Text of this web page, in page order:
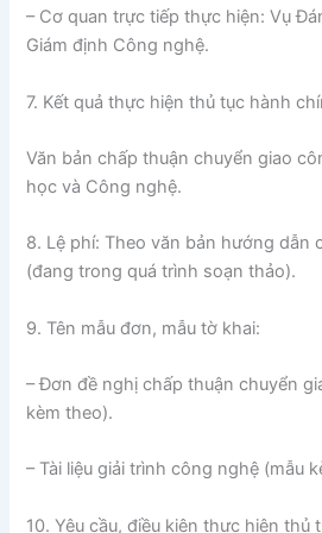
– Cơ quan trực tiếp thực hiện: Vụ
Giám định Công nghệ.
7. Kết quả thực hiện thủ tục hành
Văn bản chấp thuận chuyển giao
học và Công nghệ.
8. Lệ phí: Theo văn bản hướng dẫn
(đang trong quá trình soạn thảo).
9. Tên mẫu đơn, mẫu tờ khai:
– Đơn đề nghị chấp thuận chuyển
kèm theo).
– Tài liệu giải trình công nghệ (mẫu
10. Yêu cầu, điều kiện thực hiện thủ